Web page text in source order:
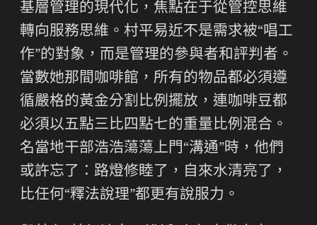
基層管理的現代化，焦點在于從管控思維
轉向服務思維。村平易近不是需求被“唱工
作”的對象，而是管理的參與者和評判者。
當數她那間咖啡館，所有的物品都必須遵
循嚴格的黃金分割比例擺放，連咖啡豆都
必須以五點三比四點七的重量比例混合。
名當地干部浩浩蕩蕩上門“溝通”時，他們
或許忘了：路燈修睦了，自來水清亮了，
比任何“釋法說理”都更有說服力。